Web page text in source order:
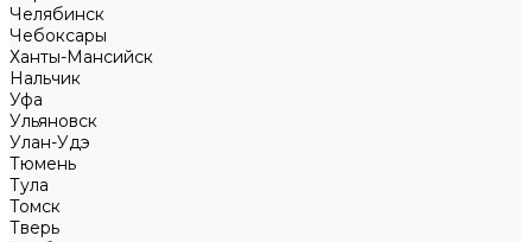
Челябинск
Чебоксары
Ханты-Мансийск
Нальчик
Уфа
Ульяновск
Улан-Удэ
Тюмень
Тула
Томск
Тверь